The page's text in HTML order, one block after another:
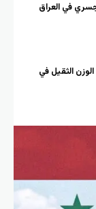
في العراق
الثقيل في